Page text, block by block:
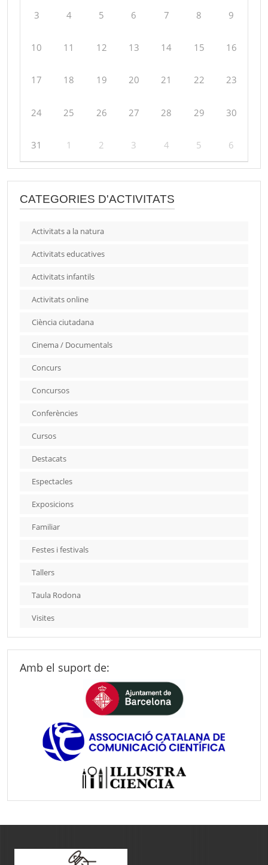
3 4 5 6 7 8 9
10 11 12 13 14 15 16
17 18 19 20 21 22 23
24 25 26 27 28 29 30
31 1 2 3 4 5 6
CATEGORIES D'ACTIVITATS
Activitats a la natura
Activitats educatives
Activitats infantils
Activitats online
Ciència ciutadana
Cinema / Documentals
Concurs
Concursos
Conferències
Cursos
Destacats
Espectacles
Exposicions
Familiar
Festes i festivals
Tallers
Taula Rodona
Visites
Amb el suport de: